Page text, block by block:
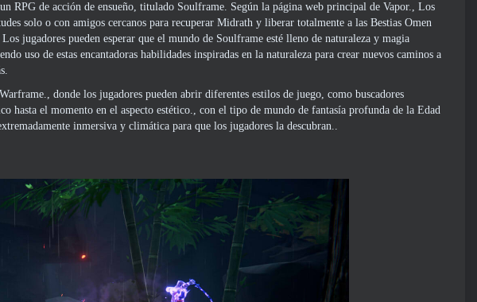
RPG de acción de ensueño, titulado Soulframe. Según la página web principal de Vapor., Los
solo o con amigos cercanos para recuperar Midrath y liberar totalmente a las Bestias Omen
jugadores pueden esperar que el mundo de Soulframe esté lleno de naturaleza y magia
uso de estas encantadoras habilidades inspiradas en la naturaleza para crear nuevos caminos a
donde los jugadores pueden abrir diferentes estilos de juego, como buscadores
hasta el momento en el aspecto estético., con el tipo de mundo de fantasía profunda de la Edad
inmersiva y climática para que los jugadores la descubran..